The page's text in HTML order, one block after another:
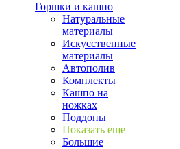
Горшки и кашпо
Натуральные
материалы
Искусственные
материалы
Автополив
Комплекты
Кашпо на
ножках
Поддоны
Показать еще
Большие